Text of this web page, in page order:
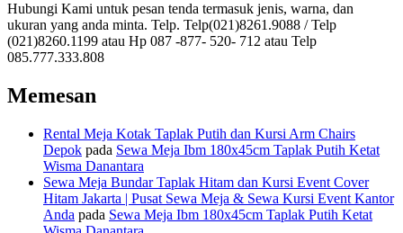
Hubungi Kami untuk pesan tenda termasuk jenis, warna, dan
ukuran yang anda minta. Telp. Telp(021)8261.9088 / Telp
(021)8260.1199 atau Hp 087 -877- 520- 712 atau Telp
085.777.333.808
Memesan
Rental Meja Kotak Taplak Putih dan Kursi Arm Chairs
Depok pada Sewa Meja Ibm 180x45cm Taplak Putih Ketat
Wisma Danantara
Sewa Meja Bundar Taplak Hitam dan Kursi Event Cover
Hitam Jakarta | Pusat Sewa Meja & Sewa Kursi Event Kantor
Anda pada Sewa Meja Ibm 180x45cm Taplak Putih Ketat